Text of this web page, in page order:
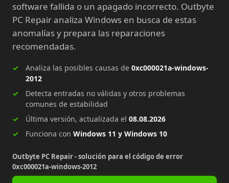
software fallida o un apagado incorrecto. Outbyte
PC Repair analiza Windows en busca de estas
anomalías y prepara las reparaciones
recomendadas.
Analiza las posibles causas de 0xc000021a-windows-
2012
Detecta entradas no válidas y otros problemas
comunes de estabilidad
Última versión, actualizada el 08.08.2026
Funciona con Windows 11 y Windows 10
Outbyte PC Repair - solución para el código de error
0xc000021a-windows-2012